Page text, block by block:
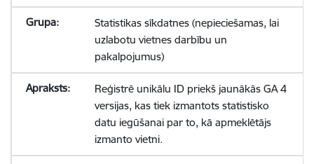
Statistikas sīkdatnes (nepieciešamas, lai
uzlabotu vietnes darbību un
pakalpojumus)
Reģistrē unikālu ID priekš jaunākās GA 4
versijas, kas tiek izmantots statistisko
datu iegūšanai par to, kā apmeklētājs
izmanto vietni.